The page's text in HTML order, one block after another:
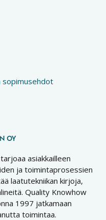
sopimusehdot
OY
asiakkailleen
ja toimintaprosessien
laatutekniikan kirjoja,
Quality Knowhow
1997 jatkamaan
toimintaa.